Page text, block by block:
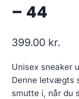
– 44
399.00 kr.
Unisex sneaker
Denne letvægts
smutte i, når du